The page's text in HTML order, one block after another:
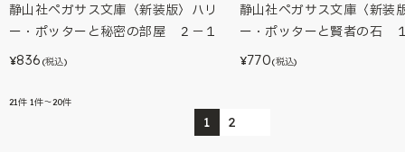
静山社ペガサス文庫〈新装版〉ハリ
ー・ポッターと秘密の部屋 ２－１
¥836 (税込)
静山社ペガサス文庫〈新装
ー・ポッターと賢者の石
¥770(税込)
21件 1件～20件
1 2